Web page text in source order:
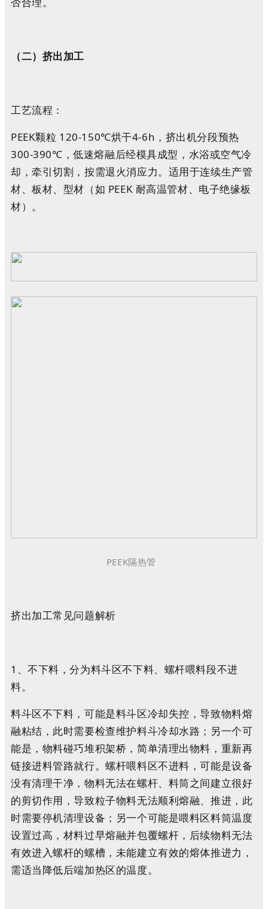
（二） 挤出加工
工艺流程：
PEEK颗粒 120-150℃烘干4-6h，挤出机分段预热
300-390℃，低速熔融后经模具成型，水浴或空气冷
却，牵引切割，按需退火消应力。适用于连续生产管
材、板材、型材（如 PEEK 耐高温管材、电子绝缘板
材）。
PEEK隔热管
挤出加工常见问题解析
1、不下料，分为料斗区不下料、螺杆喂料段不进
料。
料斗区不下料，可能是料斗区冷却失控，导致物料熔
融粘结，此时需要检查维护料斗冷却水路；另一个可
能是，物料碰巧堆积架桥，简单清理出物料，重新再
链接进料管路就行。螺杆喂料区不进料，可能是设备
没有清理干净，物料无法在螺杆、料筒之间建立很好
的剪切作用，导致粒子物料无法顺利熔融、推进，此
时需要停机清理设备；另一个可能是喂料区料筒温度
设置过高，材料过早熔融并包覆螺杆，后续物料无法
有效进入螺杆的螺槽，未能建立有效的熔体推进力，
需适当降低后端加热区的温度。